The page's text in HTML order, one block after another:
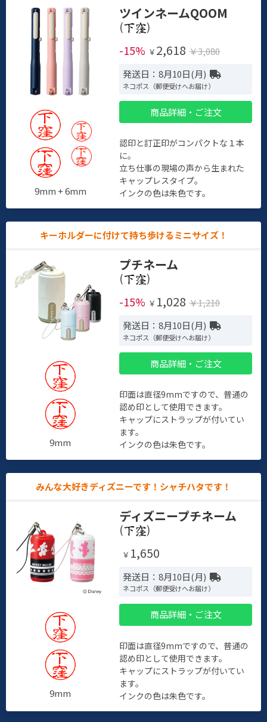
9mm + 6mm
ツインネームQOOM
(
)
-15% ￥ 2,618 ￥3,080
発送日：8月10日(月)
ネコポス（郵便受けへお届け）
商品詳細・ご注文
認印と訂正印がコンパクトな１本
に。
立ち仕事の現場の声から生まれた
キャップレスタイプ。
インクの色は朱色です。
キーホルダーに付けて持ち歩けるミニサイズ！
9mm
プチネーム
(
)
-15% ￥ 1,028 ￥1,210
発送日：8月10日(月)
ネコポス（郵便受けへお届け）
商品詳細・ご注文
印面は直径9mmですので、普通の
認め印として使用できます。
キャップにストラップが付いてい
ます。
インクの色は朱色です。
みんな大好きディズニーです！シャチハタです！
9mm
ディズニープチネーム
( )
￥ 1,650
発送日：8月10日(月)
ネコポス（郵便受けへお届け）
商品詳細・ご注文
印面は直径9mmですので、普通の
認め印として使用できます。
キャップにストラップが付いてい
ます。
インクの色は朱色です。